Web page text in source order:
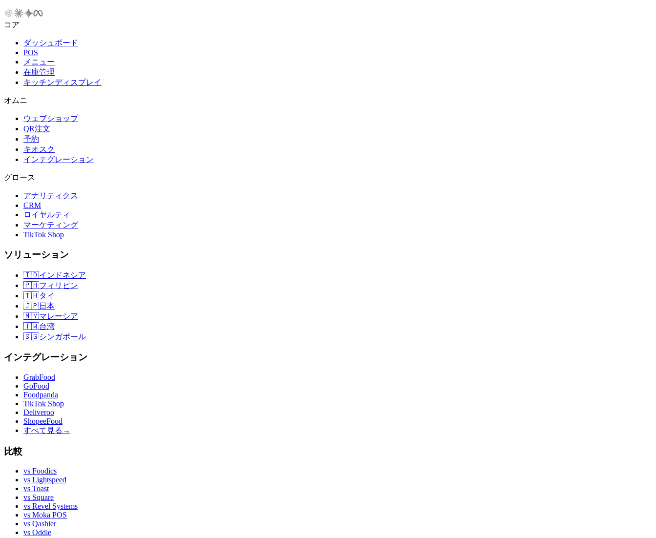
コア
ダッシュボード
POS
メニュー
在庫管理
キッチンディスプレイ
オムニ
ウェブショップ
QR注文
予約
キオスク
インテグレーション
グロース
アナリティクス
CRM
ロイヤルティ
マーケティング
TikTok Shop
ソリューション
🇮🇩インドネシア
🇵🇭フィリピン
🇹🇭タイ
🇯🇵日本
🇲🇾マレーシア
🇹🇼台湾
🇸🇬シンガポール
インテグレーション
GrabFood
GoFood
Foodpanda
TikTok Shop
Deliveroo
ShopeeFood
すべて見る →
比較
vs Foodics
vs Lightspeed
vs Toast
vs Square
vs Revel Systems
vs Moka POS
vs Qashier
vs Oddle